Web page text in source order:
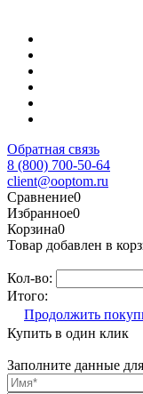
Обратная связь
8 (800) 700-50-64
client@ooptom.ru
Сравнение0
Избранное0
Корзина0
Товар добавлен в
Кол-во:
Итого:
Продолжить
Купить в один клик
Заполните данные для